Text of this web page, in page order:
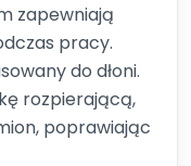
zapewniają
pracy.
do dłoni.
rozpierającą,
poprawiając